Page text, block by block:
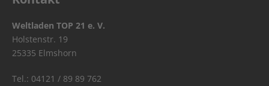
Weltladen TOP 21 e. V.
Holstenstr. 19
25335 Elmshorn
Tel.: 04121 / 89 89 762